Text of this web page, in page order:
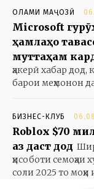
ОЛАМИ МАҶОЗӢ
Microsoft
ҳамлаҳо
муттаҳам
ҳакерӣ хабар
барои меҳмонон
БИЗНЕС-КЛУБ
Roblox $70
аз даст дод
ҳисоботи семоҳаи
соли 2025 то